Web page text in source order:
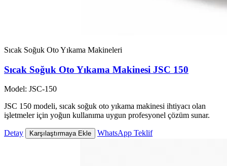
Sıcak Soğuk Oto Yıkama Makineleri
Sıcak Soğuk Oto Yıkama Makinesi JSC 150
Model: JSC-150
JSC 150 modeli, sıcak soğuk oto yıkama makinesi ihtiyacı olan
işletmeler için yoğun kullanıma uygun profesyonel çözüm sunar.
Detay Karşılaştırmaya Ekle WhatsApp Teklif